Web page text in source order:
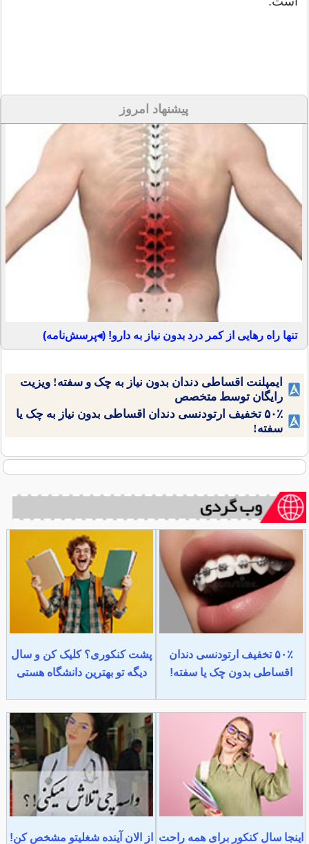
پیشنهاد امروز
تنها راه رهایی از کمر درد بدون نیاز به دارو! (◂پرسش‌نامه)
ایمپلنت اقساطی دندان بدون نیاز به چک و سفته! ویزیت
رایگان توسط متخصص
۵۰٪ تخفیف ارتودنسی دندان اقساطی بدون نیاز به چک یا
سفته!
۵۰٪ تخفیف ارتودنسی دندان
اقساطی بدون چک یا سفته!
پشت کنکوری؟ کلیک کن و سال
دیگه تو بهترین دانشگاه هستی
اینجا سال کنکور برای همه راحت
از الان آینده شغلیتو مشخص کن!